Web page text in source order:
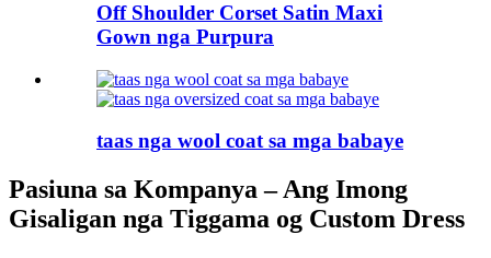
Off Shoulder Corset Satin Maxi
Gown nga Purpura
taas nga wool coat sa mga babaye
Pasiuna sa Kompanya – Ang Imong
Gisaligan nga Tiggama og Custom Dress